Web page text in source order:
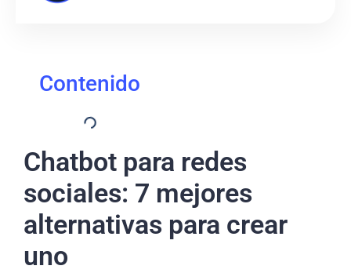
Contenido
Chatbot para redes
sociales: 7 mejores
alternativas para crear
uno